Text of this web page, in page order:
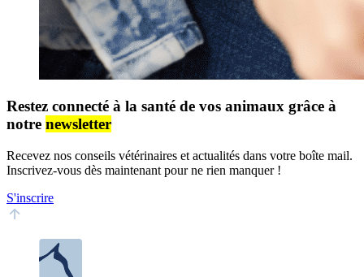
Restez connecté à la santé de vos animaux grâce à
notre newsletter
Recevez nos conseils vétérinaires et actualités dans votre boîte mail.
Inscrivez-vous dès maintenant pour ne rien manquer !
S'inscrire